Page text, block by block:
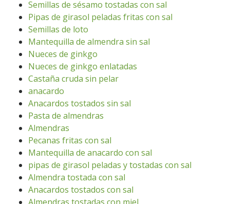
Semillas de sésamo tostadas con sal
Pipas de girasol peladas fritas con sal
Semillas de loto
Mantequilla de almendra sin sal
Nueces de ginkgo
Nueces de ginkgo enlatadas
Castaña cruda sin pelar
anacardo
Anacardos tostados sin sal
Pasta de almendras
Almendras
Pecanas fritas con sal
Mantequilla de anacardo con sal
pipas de girasol peladas y tostadas con sal
Almendra tostada con sal
Anacardos tostados con sal